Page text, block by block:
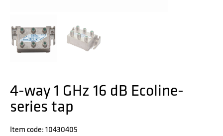
4-way 1 GHz 16 dB Ecoline-
series tap
Item code: 10430405